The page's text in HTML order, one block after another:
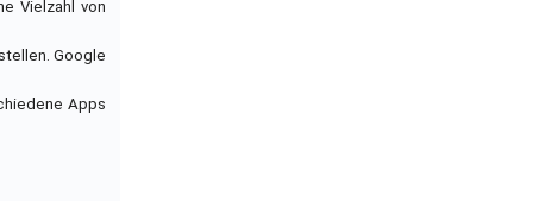
Vielzahl von
Google
Apps